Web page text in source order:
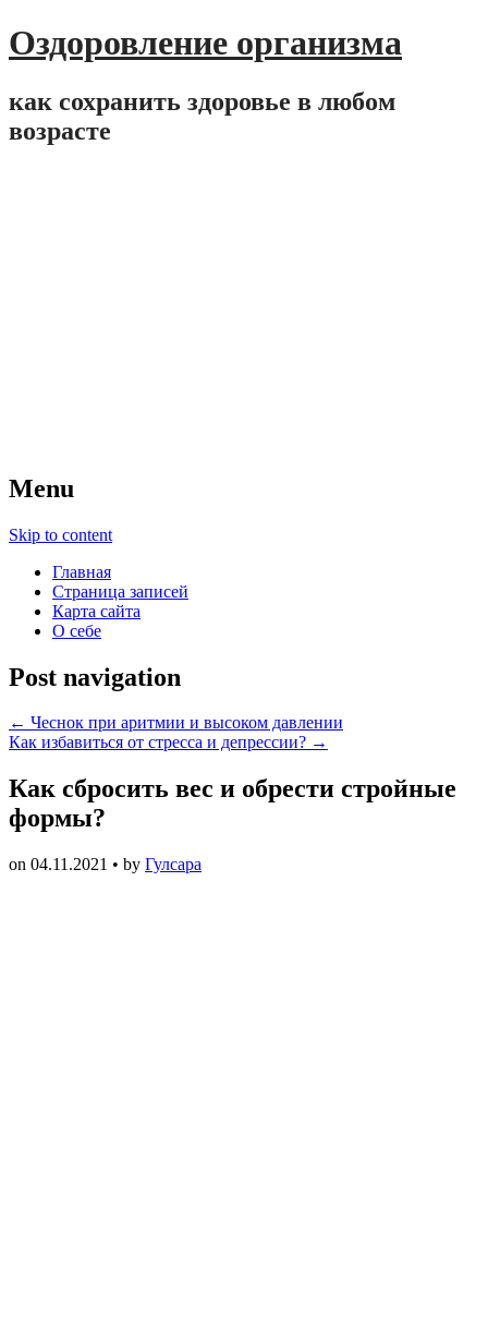
Оздоровление организма
как сохранить здоровье в любом
возрасте
Menu
Skip to content
Главная
Страница записей
Карта сайта
О себе
Post navigation
← Чеснок при аритмии и высоком давлении
Как избавиться от стресса и депрессии? →
Как сбросить вес и обрести стройные
формы?
on 04.11.2021 • by Гулсара